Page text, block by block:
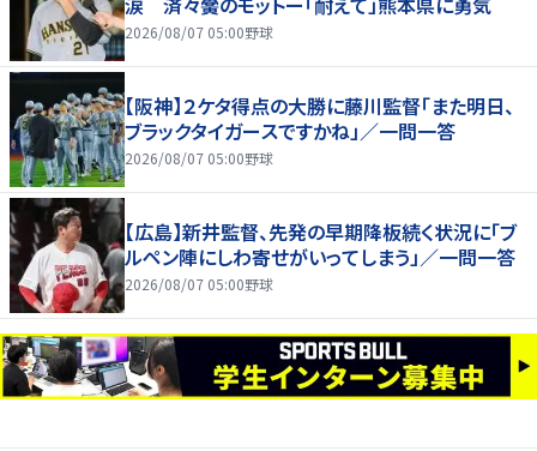
2026/08/07 05:00野球
【阪神】２ケタ得点の大勝に藤川監督「また明日、
ブラックタイガースですかね」／一問一答
2026/08/07 05:00野球
【広島】新井監督、先発の早期降板続く状況に「ブ
ルペン陣にしわ寄せがいってしまう」／一問一答
2026/08/07 05:00野球